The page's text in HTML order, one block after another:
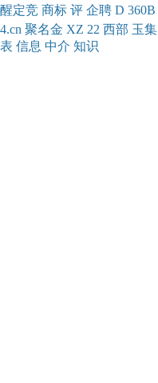
醒定竞 商标 评 企聘 D 360B
4.cn 聚名金 XZ 22 西部 玉集
表 信息 中介 知识